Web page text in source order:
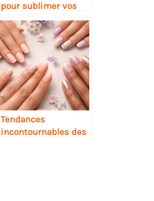
pour sublimer vos
ongles de pieds
Tendances
incontournables des